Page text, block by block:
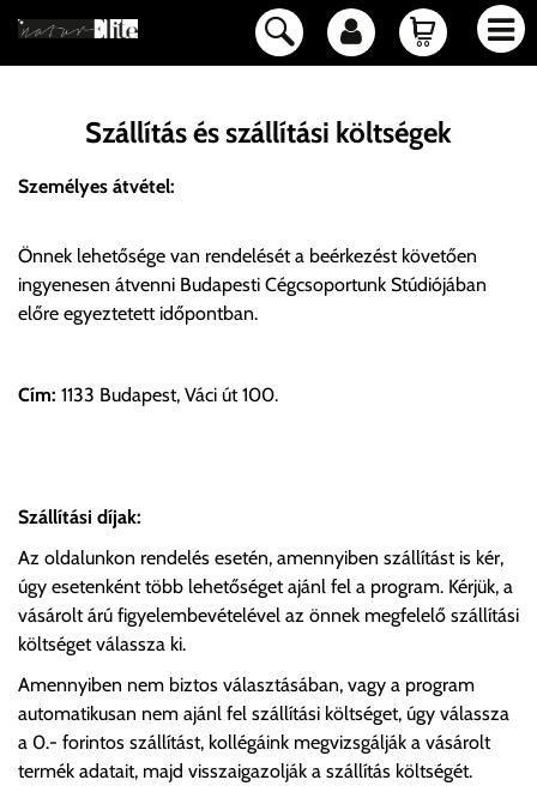
Szállítás és szállítási költségek
Személyes átvétel:
Önnek lehetősége van rendelését a beérkezést követően
ingyenesen átvenni Budapesti Cégcsoportunk Stúdiójában
előre egyeztetett időpontban.
Cím: 1133 Budapest, Váci út 100.
Szállítási díjak:
Az oldalunkon rendelés esetén, amennyiben szállítást is kér,
úgy esetenként több lehetőséget ajánl fel a program. Kérjük, a
vásárolt árú figyelembevételével az önnek megfelelő szállítási
költséget válassza ki.
Amennyiben nem biztos választásában, vagy a program
automatikusan nem ajánl fel szállítási költséget, úgy válassza
a 0.- forintos szállítást, kollégáink megvizsgálják a vásárolt
termék adatait, majd visszaigazolják a szállítás költségét.